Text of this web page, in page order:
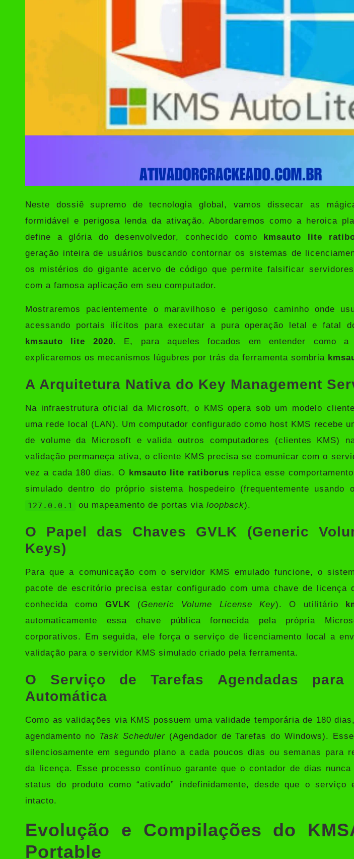
Neste dossiê supremo de tecnologia global, vamos dissecar as
formidável e perigosa lenda da ativação. Abordaremos como a heroica
define a glória do desenvolvedor, conhecido como
kmsauto lite
geração inteira de usuários buscando contornar os sistemas de
os mistérios do gigante acervo de código que permite falsificar
com a famosa aplicação em seu computador.
Mostraremos pacientemente o maravilhoso e perigoso caminho onde
acessando portais ilícitos para executar a pura operação letal e fatal
kmsauto lite 2020. E, para aqueles focados em entender como a
explicaremos os mecanismos lúgubres por trás da ferramenta sombria
A Arquitetura Nativa do Key Management
Na infraestrutura oficial da Microsoft, o KMS opera sob um modelo
uma rede local (LAN). Um computador configurado como host KMS recebe
de volume da Microsoft e valida outros computadores (clientes KMS)
validação permaneça ativa, o cliente KMS precisa se comunicar com o
vez a cada 180 dias. O kmsauto lite ratiborus replica esse
simulado dentro do próprio sistema hospedeiro (frequentemente usando
127.0.0.1 ou mapeamento de portas via loopback).
O Papel das Chaves GVLK (Generic
Keys)
Para que a comunicação com o servidor KMS emulado funcione, o
pacote de escritório precisa estar configurado com uma chave de licença
conhecida como GVLK (Generic Volume License Key). O utilitário
automaticamente essa chave pública fornecida pela própria
corporativos. Em seguida, ele força o serviço de licenciamento local a
validação para o servidor KMS simulado criado pela ferramenta.
O Serviço de Tarefas Agendadas para
Automática
Como as validações via KMS possuem uma validade temporária de 180
agendamento no Task Scheduler (Agendador de Tarefas do Windows).
silenciosamente em segundo plano a cada poucos dias ou semanas para
da licença. Esse processo contínuo garante que o contador de dias
status do produto como “ativado” indefinidamente, desde que o serviço
intacto.
Evolução e Compilações do
Portable